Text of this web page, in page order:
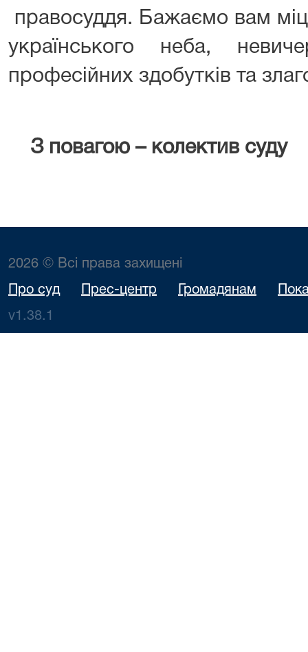
правосуддя. Бажаємо вам
українського неба,
професійних здобутків та
З повагою – колектив суду
2026 © Всі права захищені
Про суд Прес-центр Громадянам
v1.38.1